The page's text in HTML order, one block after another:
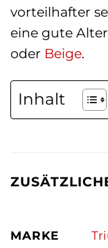
vorteilhafter
eine gute
oder Beige.
Inhalt
MARKE